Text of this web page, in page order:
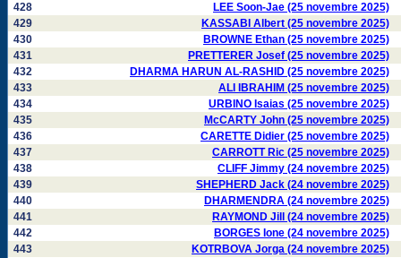
428
LEE Soon-Jae (25 novembre 2025)
429
KASSABI Albert (25 novembre 2025)
430
BROWNE Ethan (25 novembre 2025)
431
PRETTERER Josef (25 novembre 2025)
432
DHARMA HARUN AL-RASHID (25 novembre 2025)
433
ALI IBRAHIM (25 novembre 2025)
434
URBINO Isaias (25 novembre 2025)
435
McCARTY John (25 novembre 2025)
436
CARETTE Didier (25 novembre 2025)
437
CARROTT Ric (25 novembre 2025)
438
CLIFF Jimmy (24 novembre 2025)
439
SHEPHERD Jack (24 novembre 2025)
440
DHARMENDRA (24 novembre 2025)
441
RAYMOND Jill (24 novembre 2025)
442
BORGES Ione (24 novembre 2025)
443
KOTRBOVA Jorga (24 novembre 2025)